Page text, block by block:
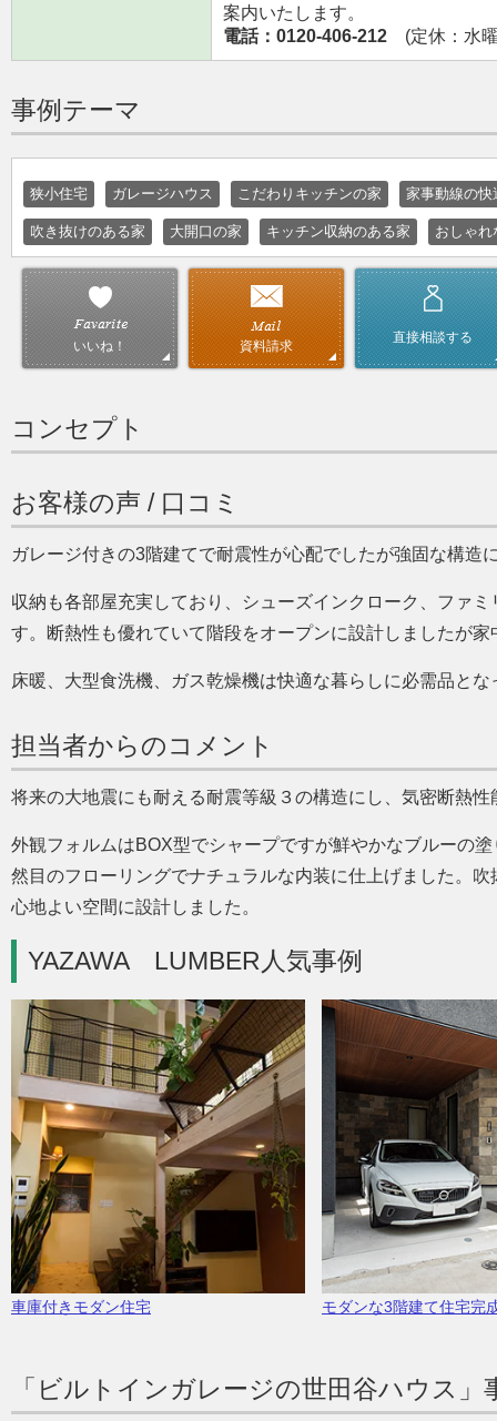
案内いたします。
電話：0120-406-212 (定休：水
事例テーマ
狭小住宅 ガレージハウス こだわりキッチンの家 家事動線の快
吹き抜けのある家 大開口の家 キッチン収納のある家 おしゃれ
いいね！ 資料請求
直接相談する
コンセプト
お客様の声 / 口コミ
ガレージ付きの3階建てで耐震性が心配でしたが強固な構造
収納も各部屋充実しており、シューズインクローク、ファ
す。断熱性も優れていて階段をオープンに設計しましたが
床暖、大型食洗機、ガス乾燥機は快適な暮らしに必需品と
担当者からのコメント
将来の大地震にも耐える耐震等級３の構造にし、気密断熱
外観フォルムはBOX型でシャープですが鮮やかなブルーの
然目のフローリングでナチュラルな内装に仕上げました。
心地よい空間に設計しました。
YAZAWA LUMBER人気事例
車庫付きモダン住宅 モダンな3階建て住宅完
「ビルトインガレージの世田谷ハウス